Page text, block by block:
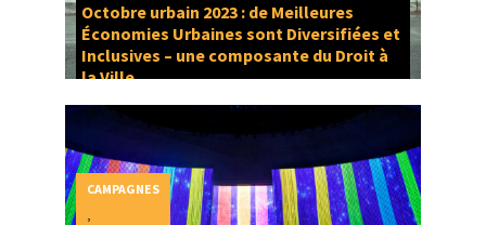
Octobre urbain 2023 : de Meilleures
Économies Urbaines sont Diversifiées et
Inclusives – une composante du Droit à
la Ville
CAMPAGNES